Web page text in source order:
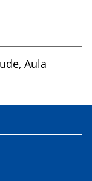
Aula